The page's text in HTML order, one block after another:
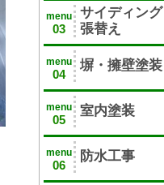
menu
03
サイディング
張替え
menu
04
塀・擁壁塗装
menu
05
室内塗装
menu
06
防水工事